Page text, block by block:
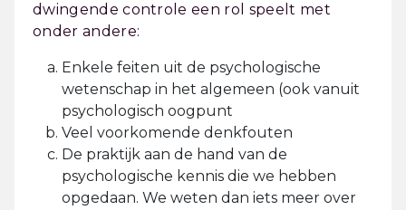
dwingende controle een rol speelt met
onder andere:
Enkele feiten uit de psychologische
wetenschap in het algemeen (ook vanuit
psychologisch oogpunt
Veel voorkomende denkfouten
De praktijk aan de hand van de
psychologische kennis die we hebben
opgedaan. We weten dan iets meer over